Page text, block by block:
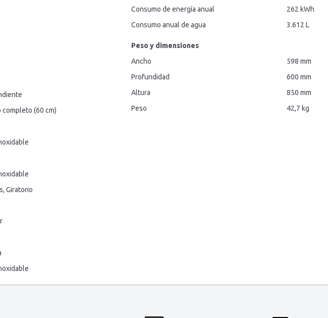
completo (60 cm)
Giratorio
Consumo de energía anual
262 kWh
Consumo anual de agua
3.612 L
Peso y dimensiones
Ancho
598 mm
Profundidad
600 mm
Altura
850 mm
Peso
42,7 kg